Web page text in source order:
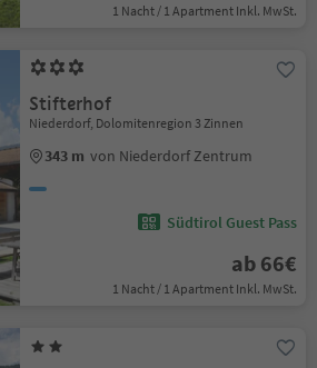
1 Nacht / 1 Apartment Inkl. MwSt.
Stifterhof
Niederdorf, Dolomitenregion 3 Zinnen
343 m von Niederdorf Zentrum
Südtirol Guest Pass
ab 66€
1 Nacht / 1 Apartment Inkl. MwSt.